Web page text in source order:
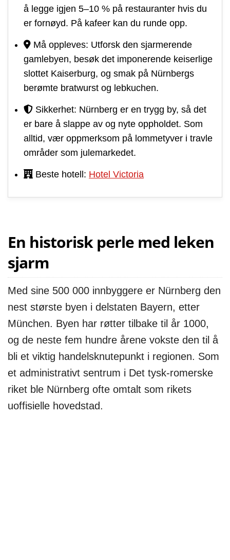
å legge igjen 5–10 % på restauranter hvis du
er fornøyd. På kafeer kan du runde opp.
Må oppleves: Utforsk den sjarmerende
gamlebyen, besøk det imponerende keiserlige
slottet Kaiserburg, og smak på Nürnbergs
berømte bratwurst og lebkuchen.
Sikkerhet: Nürnberg er en trygg by, så det
er bare å slappe av og nyte oppholdet. Som
alltid, vær oppmerksom på lommetyver i travle
områder som julemarkedet.
Beste hotell: Hotel Victoria
En historisk perle med leken
sjarm
Med sine 500 000 innbyggere er Nürnberg den
nest største byen i delstaten Bayern, etter
München. Byen har røtter tilbake til år 1000,
og de neste fem hundre årene vokste den til å
bli et viktig handelsknutepunkt i regionen. Som
et administrativt sentrum i Det tysk-romerske
riket ble Nürnberg ofte omtalt som rikets
uoffisielle hovedstad.